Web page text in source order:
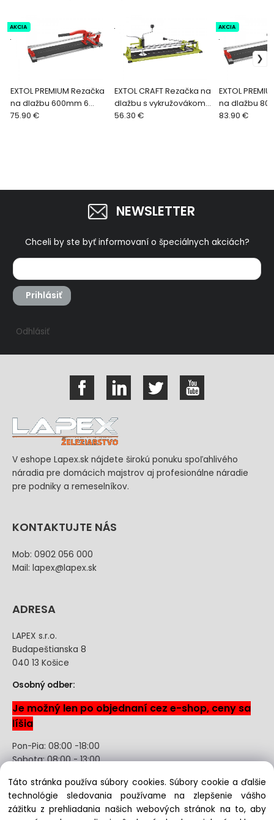
EXTOL PREMIUM Rezačka
na dlažbu 600mm 6
ložisková 8841076
AKCIA
.
75.90 €
EXTOL CRAFT Rezačka na
dlažbu s vykružovákom
600mm 687
.
56.30 €
EXTOL
na dlažbu
ložisková
AKCIA
.
83.90 €
NEWSLETTER
Chceli by ste byť informovaní o špeciálnych akciách?
Prihlásiť
Odhlásiť
V eshope Lapex.sk nájdete širokú ponuku spoľahlivého
náradia pre domácich majstrov aj profesionálne náradie
pre podniky a remeselníkov.
KONTAKTUJTE NÁS
Mob: 0902 056 000
Mail: lapex@lapex.sk
ADRESA
LAPEX s.r.o.
Budapeštianska 8
040 13 Košice
Osobný odber:
Je možný len po objednaní cez e-shop, ceny sa
líšia
Pon-Pia: 08:00 -18:00
Sobota: 08:00 - 13:00
Odstúpenie od kúpnej zmluvy uzavretej na diaľku bez
registrácie
Táto stránka používa súbory cookies. Súbory cookie a ďalšie
technológie sledovania používame na zlepšenie vášho
zážitku z prehliadania našich webových stránok na to, aby